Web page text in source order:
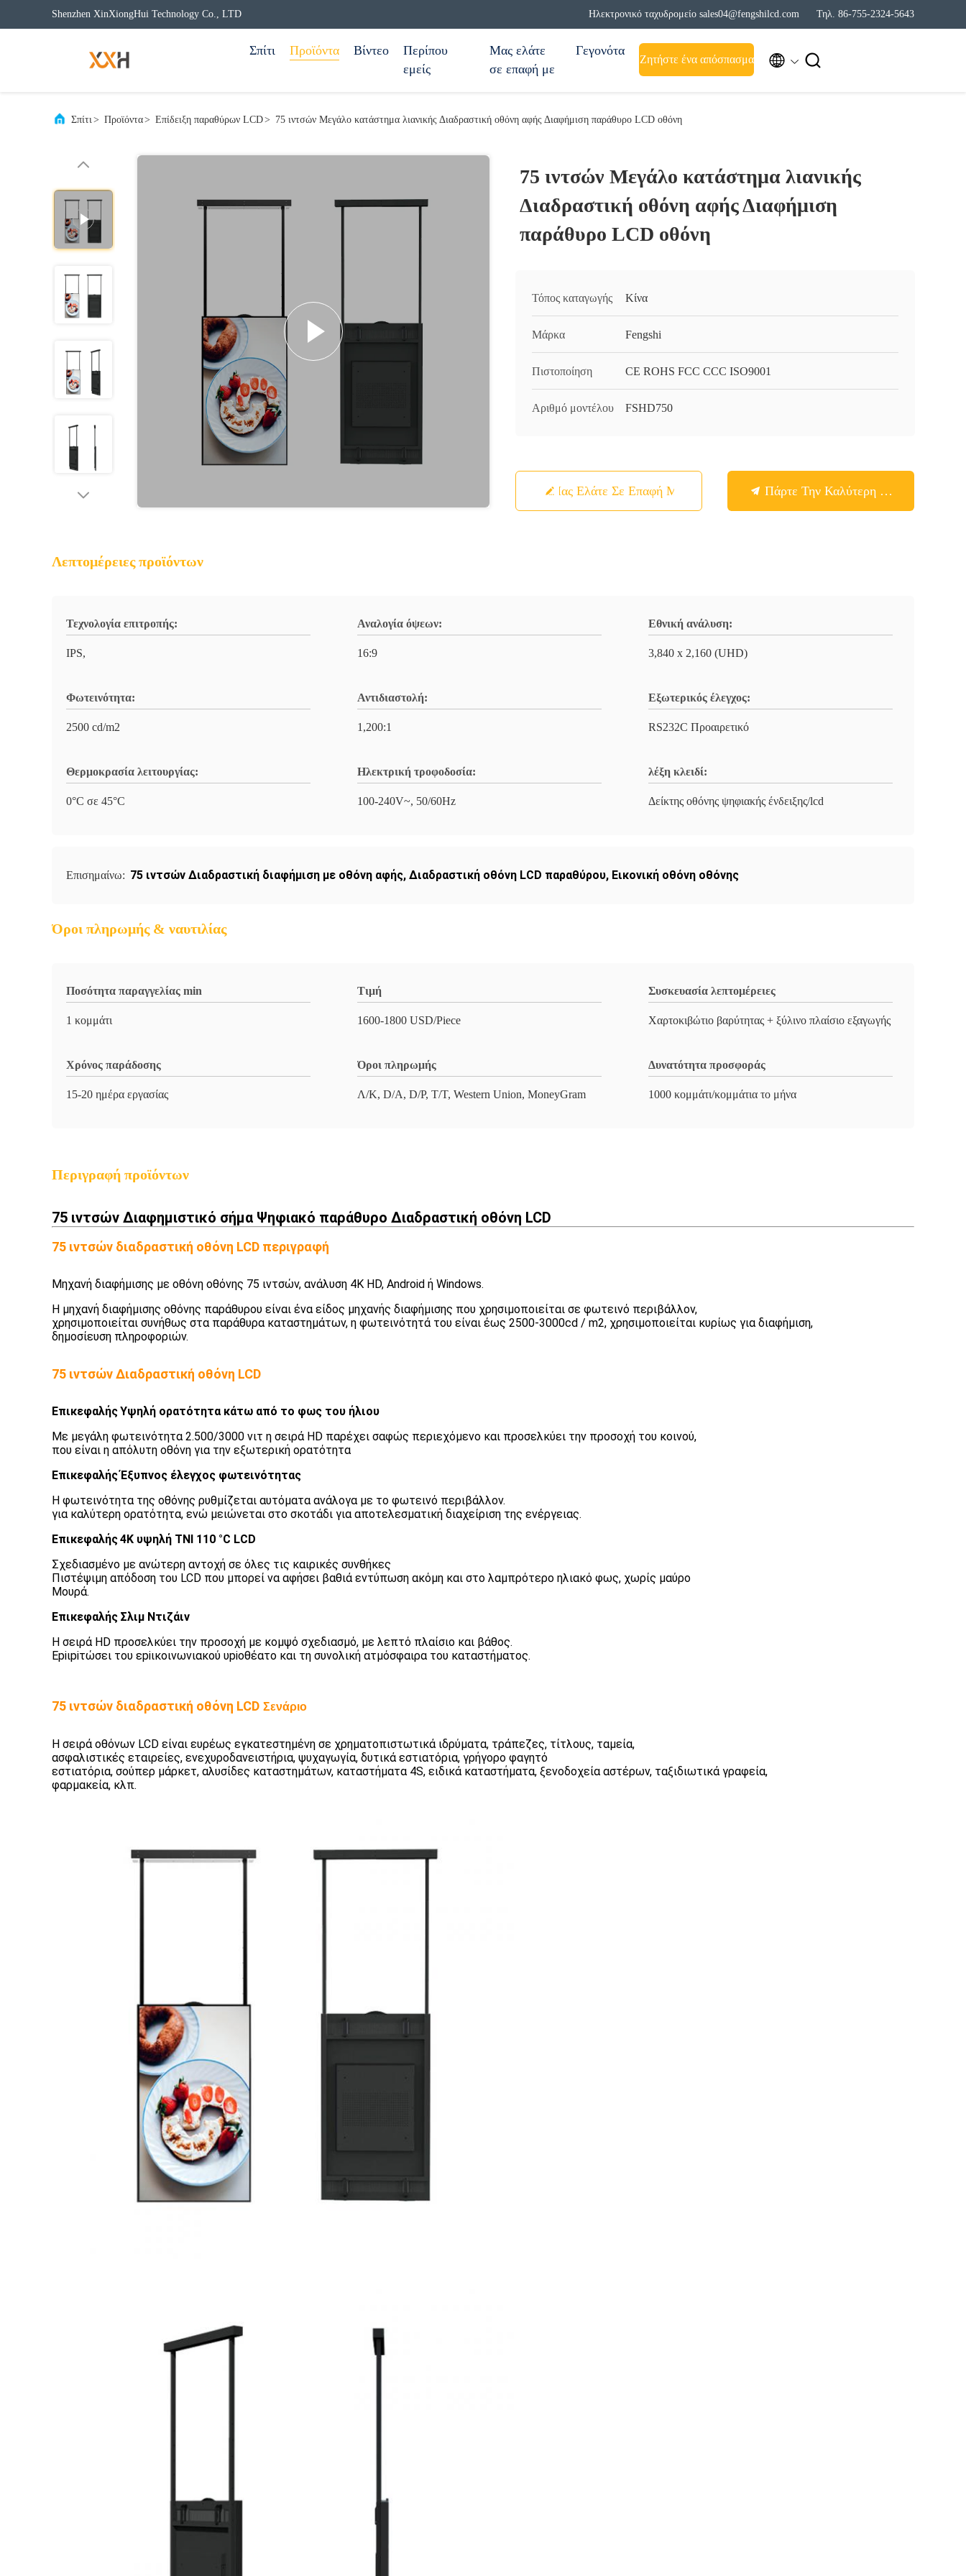
Shenzhen XinXiongHui Technology Co., LTD Ηλεκτρονικό ταχυδρομείο sales04@fengshilcd.com Τηλ. 86-755-2324-5643
Σπίτι Προϊόντα Βίντεο
Περίπου
εμείς
Μας ελάτε
σε επαφή με
Γεγονότα
Ζητήστε ένα απόσπασμα  
Σπίτι> Προϊόντα> Επίδειξη παραθύρων LCD> 75 ιντσών Μεγάλο κατάστημα λιανικής Διαδραστική οθόνη αφής Διαφήμιση παράθυρο LCD οθόνη
75 ιντσών Μεγάλο κατάστημα λιανικής
Διαδραστική οθόνη αφής Διαφήμιση
παράθυρο LCD οθόνη
Τόπος καταγωγής Κίνα
Μάρκα Fengshi
Πιστοποίηση CE ROHS FCC CCC ISO9001
Αριθμό μοντέλου FSHD750
Μας Ελάτε Σε Επαφή Με Πάρτε Την Καλύτερη Τιμή
Λεπτομέρειες προϊόντων
Τεχνολογία επιτροπής:
IPS,
Αναλογία όψεων:
16:9
Εθνική ανάλυση:
3,840 x 2,160 (UHD)
Φωτεινότητα:
2500 cd/m2
Αντιδιαστολή:
1,200:1
Εξωτερικός έλεγχος:
RS232C Προαιρετικό
Θερμοκρασία λειτουργίας:
0°C σε 45°C
Ηλεκτρική τροφοδοσία:
100-240V~, 50/60Hz
λέξη κλειδί:
Δείκτης οθόνης ψηφιακής ένδειξης/lcd
Επισημαίνω: 75 ιντσών Διαδραστική διαφήμιση με οθόνη αφής, Διαδραστική οθόνη LCD παραθύρου, Εικονική οθόνη οθόνης
Όροι πληρωμής & ναυτιλίας
Ποσότητα παραγγελίας min
1 κομμάτι
Τιμή
1600-1800 USD/Piece
Συσκευασία λεπτομέρειες
Χαρτοκιβώτιο βαρύτητας + ξύλινο πλαίσιο εξαγωγής
Χρόνος παράδοσης
15-20 ημέρα εργασίας
Όροι πληρωμής
Λ/Κ, D/A, D/P, T/T, Western Union, MoneyGram
Δυνατότητα προσφοράς
1000 κομμάτι/κομμάτια το μήνα
Περιγραφή προϊόντων
75 ιντσών Διαφημιστικό σήμα Ψηφιακό παράθυρο Διαδραστική οθόνη LCD
75 ιντσών διαδραστική οθόνη LCD περιγραφή
Μηχανή διαφήμισης με οθόνη οθόνης 75 ιντσών, ανάλυση 4K HD, Android ή Windows.
Η μηχανή διαφήμισης οθόνης παράθυρου είναι ένα είδος μηχανής διαφήμισης που χρησιμοποιείται σε φωτεινό περιβάλλον,
χρησιμοποιείται συνήθως στα παράθυρα καταστημάτων, η φωτεινότητά του είναι έως 2500-3000cd / m2, χρησιμοποιείται κυρίως για διαφήμιση,
δημοσίευση πληροφοριών.
75 ιντσών Διαδραστική οθόνη LCD
ΕπικεφαλήςΥψηλή ορατότητα κάτω από το φως του ήλιου
Με μεγάλη φωτεινότητα 2.500/3000 νιτ η σειρά HD παρέχει σαφώς περιεχόμενο και προσελκύει την προσοχή του κοινού,
που είναι η απόλυτη οθόνη για την εξωτερική ορατότητα
ΕπικεφαλήςΈξυπνος έλεγχος φωτεινότητας
Η φωτεινότητα της οθόνης ρυθμίζεται αυτόματα ανάλογα με το φωτεινό περιβάλλον.
για καλύτερη ορατότητα, ενώ μειώνεται στο σκοτάδι για αποτελεσματική διαχείριση της ενέργειας.
Επικεφαλής4K υψηλή TNI 110 °C LCD
Σχεδιασμένο με ανώτερη αντοχή σε όλες τις καιρικές συνθήκες
Πιστέψιμη απόδοση του LCD που μπορεί να αφήσει βαθιά εντύπωση ακόμη και στο λαμπρότερο ηλιακό φως, χωρίς μαύρο
Μουρά.
Επικεφαλής Σλιμ Ντιζάιν
Η σειρά HD προσελκύει την προσοχή με κομψό σχεδιασμό, με λεπτό πλαίσιο και βάθος.
Εpiιpiτώσει του εpiικοινωνιακού υpiοθέατο και τη συνολική ατμόσφαιρα του καταστήματος.
75 ιντσών διαδραστική οθόνη LCD Σενάριο
Η σειρά οθόνων LCD είναι ευρέως εγκατεστημένη σε χρηματοπιστωτικά ιδρύματα, τράπεζες, τίτλους, ταμεία,
ασφαλιστικές εταιρείες, ενεχυροδανειστήρια, ψυχαγωγία, δυτικά εστιατόρια, γρήγορο φαγητό
εστιατόρια, σούπερ μάρκετ, αλυσίδες καταστημάτων, καταστήματα 4S, ειδικά καταστήματα, ξενοδοχεία αστέρων, ταξιδιωτικά γραφεία,
φαρμακεία, κλπ.